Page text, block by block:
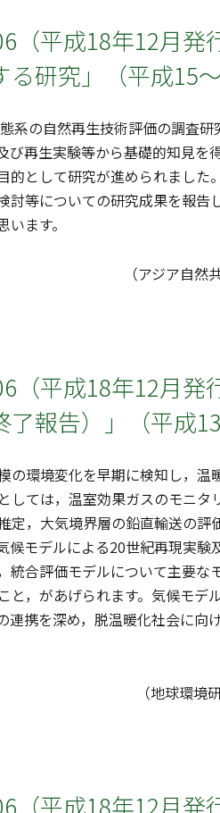
平成18年12月発
研究」（平成15～
の自然再生技術評価の調査
再生実験等から基礎的知見を
として研究が進められました
等についての研究成果を報告
ます。
（アジア自然
平成18年12月発
報告）」（平成13
環境変化を早期に検知し，温
ては，温室効果ガスのモニタ
，大気境界層の鉛直輸送の評
モデルによる20世紀再現実験
合評価モデルについて主要な
，があげられます。気候モデ
携を深め，脱温暖化社会に向
（地球環境
平成18年12月発